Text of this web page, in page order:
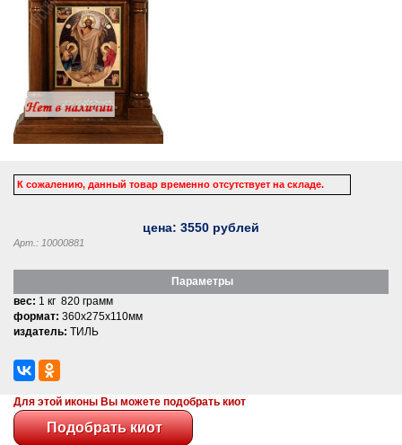
К сожалению, данный товар временно отсутствует на складе.
цена: 3550 рублей
Арт.: 10000881
Параметры
вес: 1 кг 820 грамм
формат: 360x275x110мм
издатель: ТИЛЬ
Для этой иконы Вы можете подобрать киот